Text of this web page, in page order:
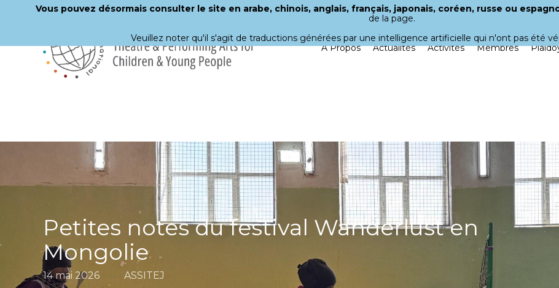
directement
À Propos Actualités Activités Membres
Petites notes du festival Wanderlust en
Mongolie
14 mai 2026 ASSITEJ
Vous pouvez désormais consulter le site en arabe, chinois, anglais, français, japonais, coréen, russe ou
de la page.
Veuillez noter qu'il s'agit de traductions générées par une intelligence artificielle qui n'ont pas été